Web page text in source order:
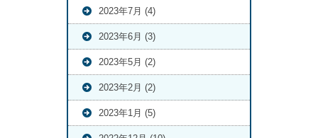
2023年7月 (4)
2023年6月 (3)
2023年5月 (2)
2023年2月 (2)
2023年1月 (5)